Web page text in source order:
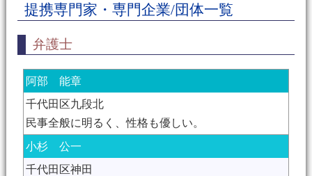
提携専門家・専門企業/団体一覧
弁護士
阿部 能章
千代田区九段北
民事全般に明るく、性格も優しい。
小杉 公一
千代田区神田